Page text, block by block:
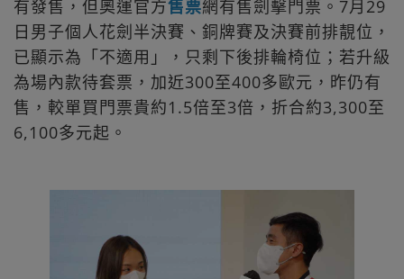
有發售，但奧運官方售票網有售劍擊門票。7月29
日男子個人花劍半決賽、銅牌賽及決賽前排靚位，
已顯示為「不適用」，只剩下後排輪椅位；若升級
為場內款待套票，加近300至400多歐元，昨仍有
售，較單買門票貴約1.5倍至3倍，折合約3,300至
6,100多元起。